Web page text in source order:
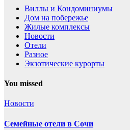
Виллы и Кондоминиумы
Дом на побережье
Жилые комплексы
Новости
Отели
Разное
Экзотические курорты
You missed
Новости
Семейные отели в Сочи